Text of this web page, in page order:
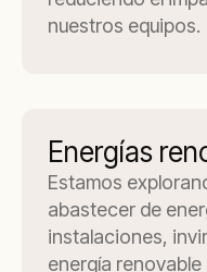
nuestros equipos.
Energías
Estamos
abastecer de
instalaciones,
energía renovable